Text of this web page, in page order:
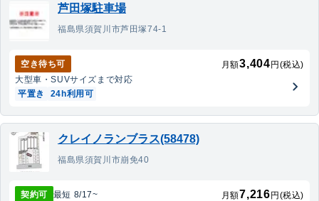
芦田塚駐車場
福島県須賀川市芦田塚74-1
空き待ち可 月額3,404 円(税込)
大型車・SUVサイズまで対応
平置き
24h利用可
クレイノランブラス(58478)
福島県須賀川市崩免40
契約可 最短 8/17~ 月額7,216 円(税込)